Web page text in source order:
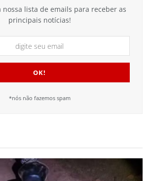
nossa lista de emails para receber as
principais notícias!
*nós não fazemos spam